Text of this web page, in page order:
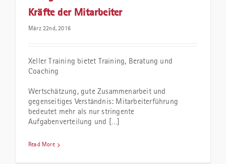
Kräfte der Mitarbeiter
März 22nd, 2016
Xeller Training bietet Training, Beratung und
Coaching
Wertschätzung, gute Zusammenarbeit und
gegenseitiges Verständnis: Mitarbeiterführung
bedeutet mehr als nur stringente
Aufgabenverteilung und […]
Read More